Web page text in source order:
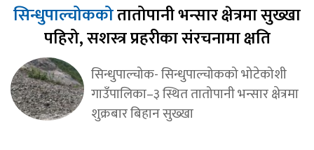
सिन्धुपाल्चोककोतातोपानी भन्सार क्षेत्रमा सुख्खा
पहिरो, सशस्त्र प्रहरीका संरचनामा क्षति
सिन्धुपाल्चोक- सिन्धुपाल्चोकको भोटेकोशी
गाउँपालिका–३ स्थित तातोपानी भन्सार क्षेत्रमा
शुक्रबार बिहान सुख्खा